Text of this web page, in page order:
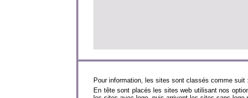
Pour information, les sites sont classés comme suit :
En tête sont placés les sites web utilisant nos